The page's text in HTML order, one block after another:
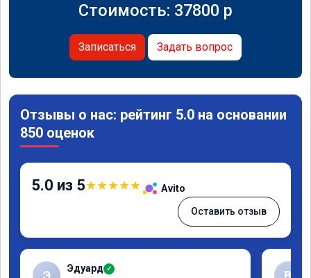
Стоимость: 37800 p
Записаться Задать вопрос
Отзывы о нас: рейтинг 5.0 на основании
850 оценок
5.0 из 5★★★★★ Avito
Оставить отзыв
Эдуард ✓